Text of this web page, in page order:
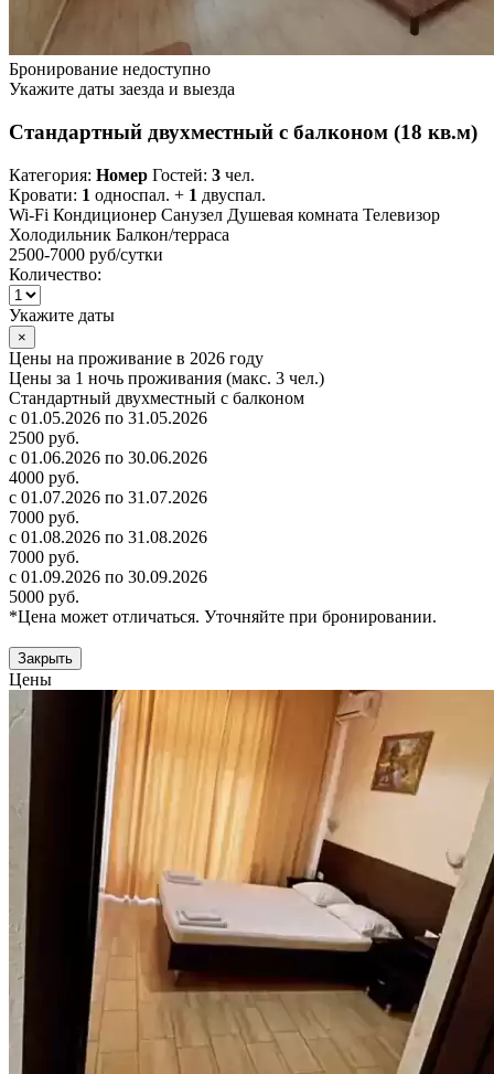
Бронирование недоступно
Укажите даты заезда и выезда
Стандартный двухместный с балконом (18 кв.м)
Категория: Номер Гостей: 3 чел.
Кровати: 1 односпал. + 1 двуспал.
Wi-Fi Кондиционер Санузел Душевая комната Телевизор
Холодильник Балкон/терраса
2500-7000 руб/сутки
Количество:
Укажите даты
×
Цены на проживание в 2026 году
Цены за 1 ночь проживания (макс. 3 чел.)
Стандартный двухместный с балконом
с 01.05.2026 по 31.05.2026
2500 руб.
с 01.06.2026 по 30.06.2026
4000 руб.
с 01.07.2026 по 31.07.2026
7000 руб.
с 01.08.2026 по 31.08.2026
7000 руб.
с 01.09.2026 по 30.09.2026
5000 руб.
*Цена может отличаться. Уточняйте при бронировании.
Закрыть
Цены